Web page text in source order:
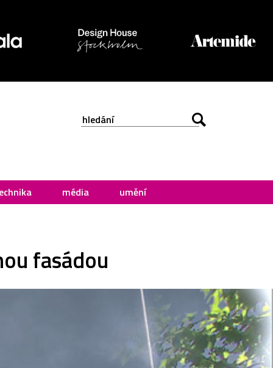
média umění
fasádou